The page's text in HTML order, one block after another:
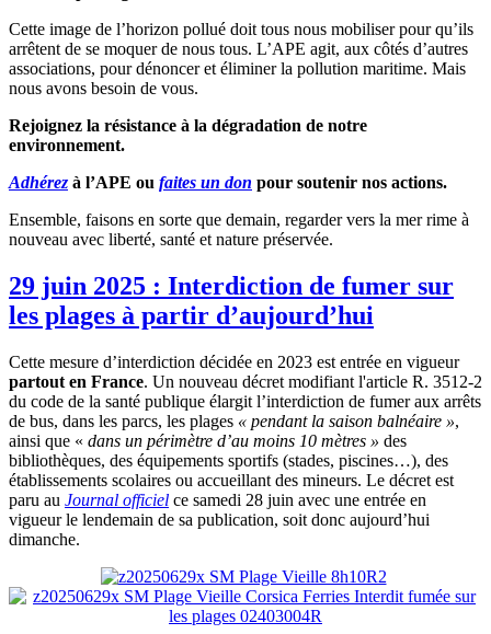
Cette image de l’horizon pollué doit tous nous mobiliser pour qu’ils
arrêtent de se moquer de nous tous. L’APE agit, aux côtés d’autres
associations, pour dénoncer et éliminer la pollution maritime. Mais
nous avons besoin de vous.
Rejoignez la résistance à la dégradation de notre
environnement.
Adhérez à l’APE ou faites un don pour soutenir nos actions.
Ensemble, faisons en sorte que demain, regarder vers la mer rime à
nouveau avec liberté, santé et nature préservée.
29 juin 2025 : Interdiction de fumer sur
les plages à partir d’aujourd’hui
Cette mesure d’interdiction décidée en 2023 est entrée en vigueur
partout en France. Un nouveau décret modifiant l'article R. 3512-2
du code de la santé publique élargit l’interdiction de fumer aux arrêts
de bus, dans les parcs, les plages « pendant la saison balnéaire »,
ainsi que « dans un périmètre d’au moins 10 mètres » des
bibliothèques, des équipements sportifs (stades, piscines…), des
établissements scolaires ou accueillant des mineurs. Le décret est
paru au Journal officiel ce samedi 28 juin avec une entrée en
vigueur le lendemain de sa publication, soit donc aujourd’hui
dimanche.